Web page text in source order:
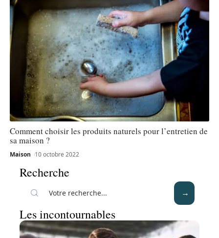
Comment choisir les produits naturels pour l’entretien de
sa maison ?
Maison 10 octobre 2022
Recherche
Les incontournables